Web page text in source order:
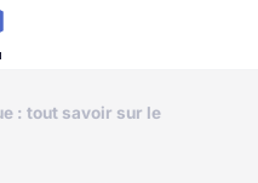
: tout savoir sur le